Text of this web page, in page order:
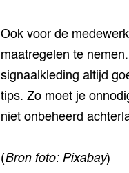
Ook voor de
maatregelen te
signaalkleding altijd
tips. Zo moet je
niet onbeheerd
(Bron foto: Pixabay)